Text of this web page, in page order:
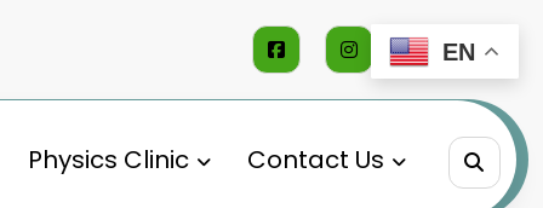
Physics Clinic Contact Us
EN